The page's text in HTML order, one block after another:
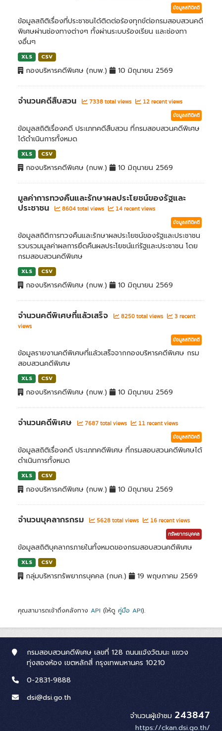
ข้อมูลสถิติคดี
ข้อมูลสถิติเรื่องที่ประชาชนได้ติดต่อร้องทุกข์ต่อกรมสอบสวนคดี
พิเศษผ่านช่องทางต่างๆ ทั้งผ่านระบบร้องเรียน และช่องทา
งอื่นๆ
XLS CSV
กองบริหารคดีพิเศษ (กบพ.) 10 มิถุนายน 2569
จำนวนคดีสืบสวน 7338 total views 12 recent views
ข้อมูลสถิติคดี
ข้อมูลสถิติเรื่องคดี ประเภทคดีสืบสวน ที่กรมสอบสวนคดีพิเศษ
ได้ดำเนินการทั้งหมด
XLS CSV
กองบริหารคดีพิเศษ (กบพ.) 10 มิถุนายน 2569
มูลค่าการทวงคืนและรักษาผลประโยชน์ของรัฐและ
ประชาชน
8604 total views 14 recent views
ข้อมูลสถิติคดี
ข้อมูลสถิติการทวงคืนและรักษาผลประโยชน์ของรัฐและประชาชน
รวบรวมมูลค่าผลการยึดคืนผลประโยชน์แก่รัฐและประชาชน โดย
กรมสอบสวนคดีพิเศษ
XLS CSV
กองบริหารคดีพิเศษ (กบพ.) 10 มิถุนายน 2569
จำนวนคดีพิเศษที่แล้วเสร็จ 8250 total views
3 recent
views
ข้อมูลสถิติคดี
ข้อมูลรายงานคดีพิเศษที่แล้วเสร็จจากกองบริหารคดีพิเศษ กรม
สอบสวนคดีพิเศษ
XLS CSV
กองบริหารคดีพิเศษ (กบพ.) 10 มิถุนายน 2569
จำนวนคดีพิเศษ 7687 total views 11 recent views
ข้อมูลสถิติคดี
ข้อมูลสถิติเรื่องคดี ประเภทคดีพิเศษ ที่กรมสอบสวนคดีพิเศษได้
ดำเนินการทั้งหมด
XLS CSV
กองบริหารคดีพิเศษ (กบพ.) 10 มิถุนายน 2569
จำนวนบุคลากรกรม 5628 total views 16 recent views
ทรัพยากรบุคคล
ข้อมูลสถิติบุคลากรภายในทั้งหมดของกรมสอบสวนคดีพิเศษ
XLS CSV
กลุ่มบริหารทรัพยากรบุคคล (กบค.) 19 พฤษภาคม 2569
คุณสามารถเข้าถึงคลังทาง API (ให้ดู คู่มือ API).
กรมสอบสวนคดีพิเศษ เลขที่ 128 ถนนแจ้งวัฒนะ แขวง
ทุ่งสองห้อง เขตหลักสี่ กรุงเทพมหานคร 10210
0-2831-9888
dsi@dsi.go.th
จำนวนผู้เข้าชม 243847
https://ckan.dsi.go.th/